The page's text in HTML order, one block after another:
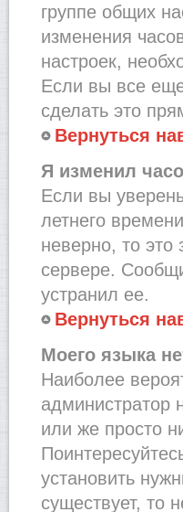
группе общих
изменения
настроек,
Если вы все
сделать это
Вернуться
Я изменил
Если вы
летнего
неверно, то это
сервере.
устранил ее.
Вернуться
Моего языка
Наиболее
администратор
или же просто
установить
существует, то